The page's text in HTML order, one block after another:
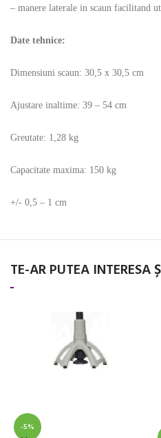
– manere laterale in scaun facilitand
Date tehnice:
Dimensiuni scaun: 30,5 x 30,5 cm
Ajustare inaltime: 39 – 54 cm
Greutate: 1,28 kg
Capacitate maxima: 150 kg
+/- 0,5 – 1 cm
TE-AR PUTEA INTERESA
-5%